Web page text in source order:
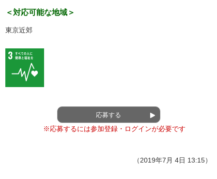
＜対応可能な地域＞
東京近郊
応募する
※応募するには参加登録・ログインが必要です
（2019年7月 4日 13:15）